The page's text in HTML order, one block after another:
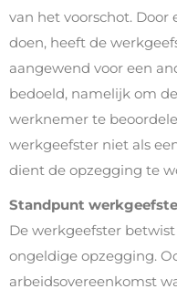
van het voorschot.
doen, heeft de
aangewend voor een
bedoeld, namelijk om
werknemer te
werkgeefster niet als
dient de opzegging te
Standpunt
De werkgeefster
ongeldige opzegging.
arbeidsovereenkomst